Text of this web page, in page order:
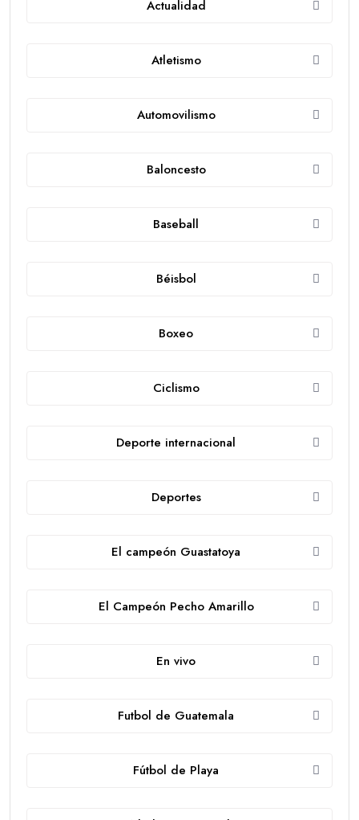
Actualidad
Atletismo
Automovilismo
Baloncesto
Baseball
Béisbol
Boxeo
Ciclismo
Deporte internacional
Deportes
El campeón Guastatoya
El Campeón Pecho Amarillo
En vivo
Futbol de Guatemala
Fútbol de Playa